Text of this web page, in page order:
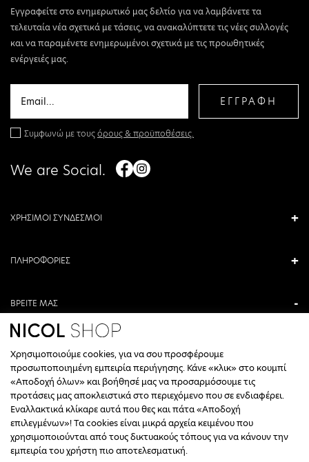
Εγγραφείτε στο ενημερωτικό μας δελτίο για να λαμβάνετε τα
τελευταία νέα σχετικά με τάσεις, να ανακαλύπτετε τις νέες συλλογές
και να παραμένετε ενημερωμένοι σχετικά με τις προωθητικές
ενέργειές μας.
ΕΓΓΡΑΦΗ
Συμφωνώ με τουςόρους & προϋποθέσεις.
We are Social.
ΧΡΗΣΙΜΟΙ ΣΥΝΔΕΣΜΟΙ
ΠΛΗΡΟΦΟΡΙΕΣ
ΒΡΕΙΤΕ ΜΑΣ
ΑΝΤΩΝΙΟΥ ΚΑΜΑΡΑ 3, ΒΕΡΟΙΑ, ΕΛΛΑΔΑ
+30 23310 76336
ΩΡΑΡΙΟ ΤΗΛΕΦΩΝΙΚΟΥ ΚΕΝΤΡΟΥ
ΔΕΥΤΕΡΑ, ΤΕΤΑΡΤΗ: 09:00 - 14:30
ΤΡΙΤΗ, ΠΕΜΠΤΗ, ΠΑΡΑΣΚΕΥΗ: 09:30 - 14:00 & 17:30 - 21:00
ΣΑΒΒΑΤΟ: 09:30 - 14:30
Χρησιμοποιούμε cookies, για να σου προσφέρουμε
προσωποποιημένη εμπειρία περιήγησης. Κάνε «κλικ» στο κουμπί
«Αποδοχή όλων» και βοήθησέ μας να προσαρμόσουμε τις
προτάσεις μας αποκλειστικά στο περιεχόμενο που σε ενδιαφέρει.
Εναλλακτικά κλίκαρε αυτά που θες και πάτα «Αποδοχή
επιλεγμένων»! Τα cookies είναι μικρά αρχεία κειμένου που
χρησιμοποιούνται από τους δικτυακούς τόπους για να κάνουν την
εμπειρία του χρήστη πιο αποτελεσματική.